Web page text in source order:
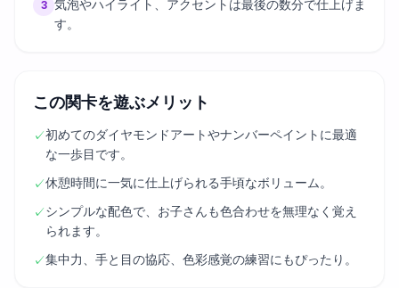
3 気泡やハイライト、アクセントは最後の数分で仕上げま
す。
この関卡を遊ぶメリット
✓初めてのダイヤモンドアートやナンバーペイントに最適
な一歩目です。
✓休憩時間に一気に仕上げられる手頃なボリューム。
✓シンプルな配色で、お子さんも色合わせを無理なく覚え
られます。
✓集中力、手と目の協応、色彩感覚の練習にもぴったり。